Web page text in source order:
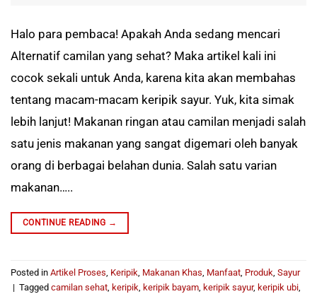
Halo para pembaca! Apakah Anda sedang mencari
Alternatif camilan yang sehat? Maka artikel kali ini
cocok sekali untuk Anda, karena kita akan membahas
tentang macam-macam keripik sayur. Yuk, kita simak
lebih lanjut! Makanan ringan atau camilan menjadi salah
satu jenis makanan yang sangat digemari oleh banyak
orang di berbagai belahan dunia. Salah satu varian
makanan…..
CONTINUE READING →
Posted in Artikel Proses, Keripik, Makanan Khas, Manfaat, Produk, Sayur
| Tagged camilan sehat, keripik, keripik bayam, keripik sayur, keripik ubi,